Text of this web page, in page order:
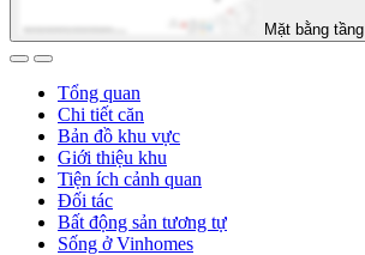
Mặt bằng tầng
Tổng quan
Chi tiết căn
Bản đồ khu vực
Giới thiệu khu
Tiện ích cảnh quan
Đối tác
Bất động sản tương tự
Sống ở Vinhomes